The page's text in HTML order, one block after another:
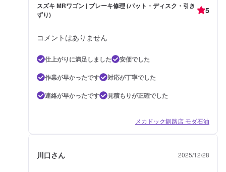
スズキ MRワゴン | ブレーキ修理 (パット・ディスク・引き
ずり)
5
コメントはありません
仕上がりに満足しました
安価でした
作業が早かったです
対応が丁寧でした
連絡が早かったです
見積もりが正確でした
メカドック釧路店 モダ石油
川口さん 2025/12/28